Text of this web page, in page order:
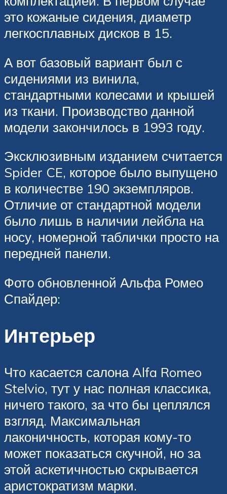
это кожаные сидения, диаметр
легкосплавных дисков в 15.
А вот базовый вариант был с
сидениями из винила,
стандартными колесами и крышей
из ткани. Производство данной
модели закончилось в 1993 году.
Эксклюзивным изданием считается
Spider CE, которое было выпущено
в количестве 190 экземпляров.
Отличие от стандартной модели
было лишь в наличии лейбла на
носу, номерной таблички просто на
передней панели.
Фото обновленной Альфа Ромео
Спайдер:
Интерьер
Что касается салона Alfa Romeo
Stelvio, тут у нас полная классика,
ничего такого, за что бы цеплялся
взгляд. Максимальная
лаконичность, которая кому-то
может показаться скучной, но за
этой аскетичностью скрывается
аристократизм марки.